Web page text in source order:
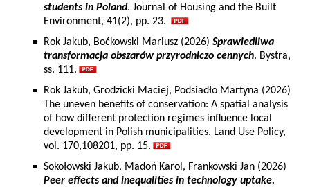
students in Poland. Journal of Housing and the Built
Environment, 41(2), pp. 23.
Rok Jakub, Boćkowski Mariusz (2026) Sprawiedliwa
transformacja obszarów przyrodniczo cennych. Bystra,
ss. 111.
Rok Jakub, Grodzicki Maciej, Podsiadło Martyna (2026)
The uneven benefits of conservation: A spatial analysis
of how different protection regimes influence local
development in Polish municipalities. Land Use Policy,
vol. 170,108201, pp. 15.
Sokołowski Jakub, Madoń Karol, Frankowski Jan (2026)
Peer effects and inequalities in technology uptake.